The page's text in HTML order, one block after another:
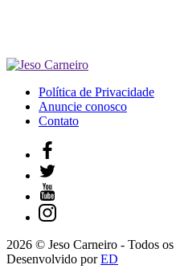
Política de Privacidade
Anuncie conosco
Contato
2026 © Jeso Carneiro - Todos
Desenvolvido porED